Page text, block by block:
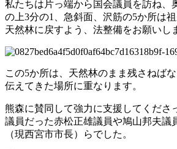
私たちは片っ端から国会議員を訪ね、
の上3分の1、急斜面、沢筋の5か所は
天然林に戻すよう、法整備をお願いし
この5か所は、天然林のまま残さねば
伝えてきた場所に重なります。
熊森に賛同して強力に支援してくださ
議員だった赤松正雄議員や鳩山邦夫議
（現西宮市市長）らでした。